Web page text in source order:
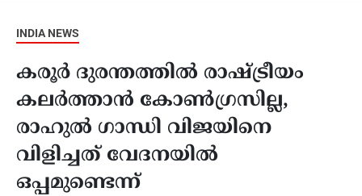
INDIA NEWS
കരൂർ ദുരന്തത്തിൽ രാഷ്ട്രീയം
കലർത്താൻ കോൺഗ്രസില്ല,
രാഹുൽ ഗാന്ധി വിജയിനെ
വിളിച്ചത് വേദനയിൽ
ഒപ്പമുണ്ടെന്ന്